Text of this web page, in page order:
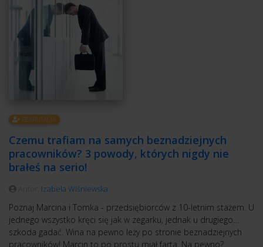
REKRUTACJA
Czemu trafiam na samych beznadziejnych
pracowników? 3 powody, których nigdy nie
brałeś na serio!
Izabela Wiśniewska
Poznaj Marcina i Tomka - przedsiębiorców z 10-letnim stażem. U
jednego wszystko kręci się jak w zegarku, jednak u drugiego…
szkoda gadać. Wina na pewno leży po stronie beznadziejnych
pracowników! Marcin to po prostu miał farta. Na pewno?